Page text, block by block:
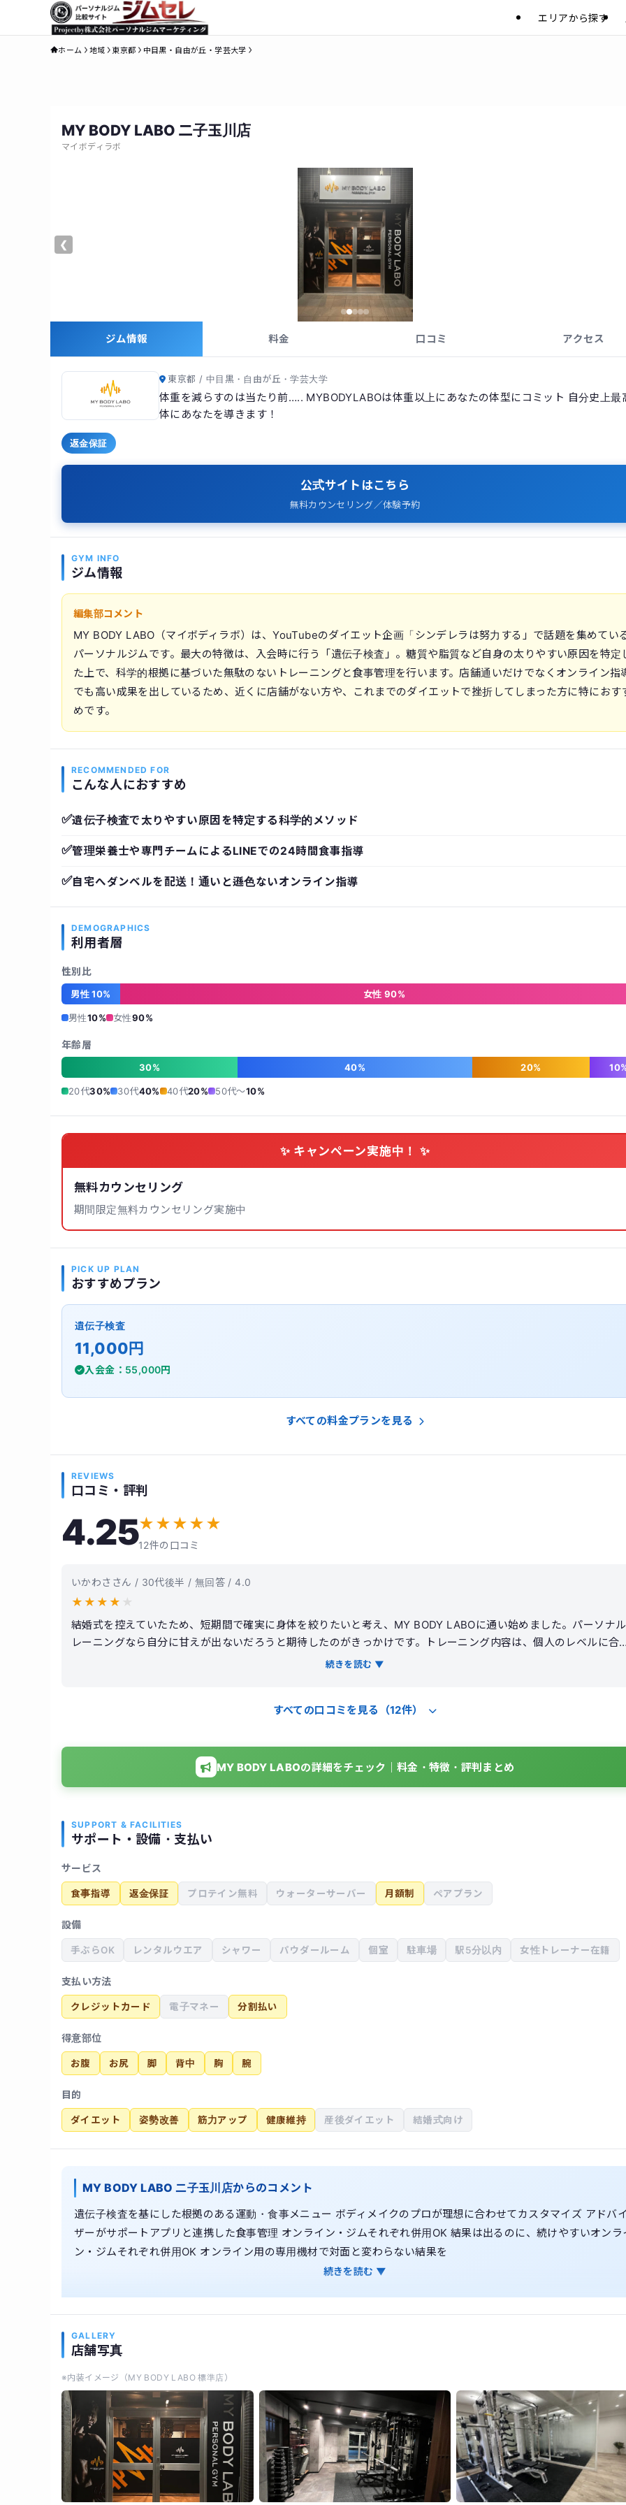
エリアから探す
ホーム 地域 東京都 中目黒・自由が丘・学芸大学
MY BODY LABO 二子玉川店
マイボディラボ
❮
ジム情報 料金 口コミ アクセス
東京都 / 中目黒・自由が丘・学芸大学
体重を減らすのは当たり前….. MYBODYLABOは体重以上にあなたの体型にコミット 自分史上最
体にあなたを導きます！
返金保証
公式サイトはこちら
無料カウンセリング／体験予約
GYM INFO
ジム情報
編集部コメント
MY BODY LABO（マイボディラボ）は、YouTubeのダイエット企画「シンデレラは努力する」で話題を集めてい
パーソナルジムです。最大の特徴は、入会時に行う「遺伝子検査」。糖質や脂質など自身の太りやすい原因を特定
た上で、科学的根拠に基づいた無駄のないトレーニングと食事管理を行います。店舗通いだけでなくオンライン指
でも高い成果を出しているため、近くに店舗がない方や、これまでのダイエットで挫折してしまった方に特におす
めです。
RECOMMENDED FOR
こんな人におすすめ
✅遺伝子検査で太りやすい原因を特定する科学的メソッド
✅管理栄養士や専門チームによるLINEでの24時間食事指導
✅自宅へダンベルを配送！通いと遜色ないオンライン指導
DEMOGRAPHICS
利用者層
性別比
男性 10% 女性 90%
男性10% 女性90%
年齢層
30% 40% 20%
20代30% 30代40% 40代20% 50代〜10%
✨ キャンペーン実施中！ ✨
無料カウンセリング
期間限定無料カウンセリング実施中
PICK UP PLAN
おすすめプラン
遺伝子検査
11,000円
入会金：55,000円
すべての料金プランを見る
REVIEWS
口コミ・評判
4.25★★★★★
12件の口コミ
いかわささん / 30代後半 / 無回答 / 4.0
★ ★ ★ ★ ★
結婚式を控えていたため、短期間で確実に身体を絞りたいと考え、MY BODY LABOに通い始めました。パーソナ
レーニングなら自分に甘えが出ないだろうと期待したのがきっかけです。トレーニング内容は、個人のレベルに合
せると言いながらも、実際には筋力トレーニングが中心でした。トレーナーの指導は論理的ではありますが、少し
が、これはトレーニングのおかげというより食事制限の影響が大きい気がします。生活習慣は変わりましたが、卒
続きを読む ▼
すべての口コミを見る（12件）
MY BODY LABOの詳細をチェック｜料金・特徴・評判まとめ
SUPPORT & FACILITIES
サポート・設備・支払い
サービス
食事指導 返金保証 プロテイン無料 ウォーターサーバー 月額制 ペアプラン
設備
手ぶらOK レンタルウエア シャワー パウダールーム 個室 駐車場 駅5分以内 女性トレーナー在籍
支払い方法
クレジットカード 電子マネー 分割払い
得意部位
お腹 お尻 脚 背中 胸 腕
目的
ダイエット 姿勢改善 筋力アップ 健康維持 産後ダイエット 結婚式向け
MY BODY LABO 二子玉川店からのコメント
遺伝子検査を基にした根拠のある運動・食事メニュー ボディメイクのプロが理想に合わせてカスタマイズ アドバ
ザーがサポートアプリと連携した食事管理 オンライン・ジムそれぞれ併用OK 結果は出るのに、続けやすいオンラ
ン・ジムそれぞれ併用OK オンライン用の専用機材で対面と変わらない結果を
続きを読む ▼
GALLERY
店舗写真
※内装イメージ（MY BODY LABO 標準店）